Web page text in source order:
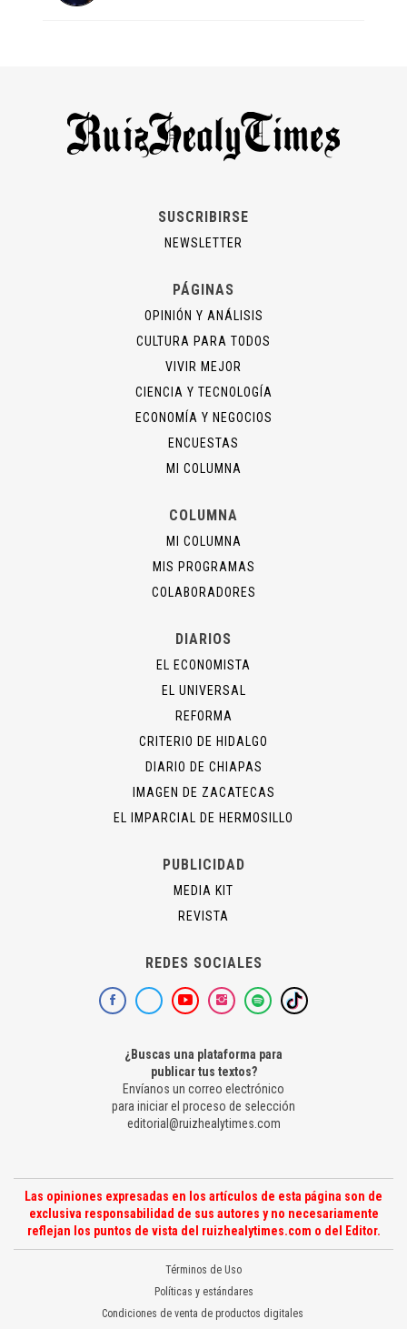
SUSCRIBIRSE
NEWSLETTER
PÁGINAS
OPINIÓN Y ANÁLISIS
CULTURA PARA TODOS
VIVIR MEJOR
CIENCIA Y TECNOLOGÍA
ECONOMÍA Y NEGOCIOS
ENCUESTAS
MI COLUMNA
COLUMNA
MI COLUMNA
MIS PROGRAMAS
COLABORADORES
DIARIOS
EL ECONOMISTA
EL UNIVERSAL
REFORMA
CRITERIO DE HIDALGO
DIARIO DE CHIAPAS
IMAGEN DE ZACATECAS
EL IMPARCIAL DE HERMOSILLO
PUBLICIDAD
MEDIA KIT
REVISTA
REDES SOCIALES
¿Buscas una plataforma para
publicar tus textos?
Envíanos un correo electrónico
para iniciar el proceso de selección
editorial@ruizhealytimes.com
Las opiniones expresadas en los artículos de esta página son de
exclusiva responsabilidad de sus autores y no necesariamente
reflejan los puntos de vista del ruizhealytimes.com o del Editor.
Términos de Uso
Políticas y estándares
Condiciones de venta de productos digitales